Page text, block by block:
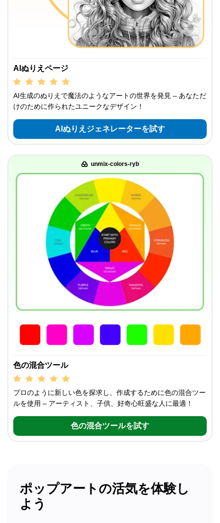
AIぬりえページ
AI生成のぬりえで魔法のようなアートの世界を発見 – あなただ
けのために作られたユニークなデザイン！
AIぬりえジェネレーターを試す
unmix-colors-ryb
色の混合ツール
プロのように新しい色を探求し、作成するために色の混合ツー
ルを使用 – アーティスト、子供、好奇心旺盛な人に最適！
色の混合ツールを試す
ポップアートの活気を体験し
よう